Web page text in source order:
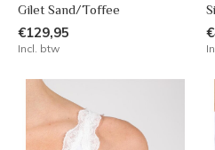
Gilet Sand/Toffee
€129,95
Incl. btw